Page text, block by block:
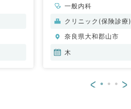
一般内科
クリニック(保険診療)
奈良県大和郡山市
木
< >